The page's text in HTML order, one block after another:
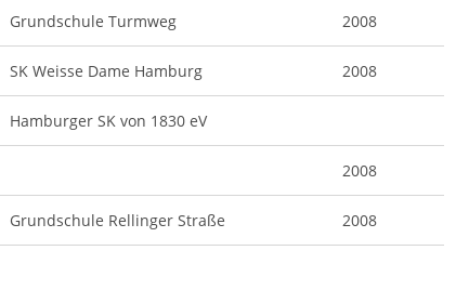
Grundschule Turmweg 2008
SK Weisse Dame Hamburg 2008
Hamburger SK von 1830 eV
2008
Grundschule Rellinger Straße 2008